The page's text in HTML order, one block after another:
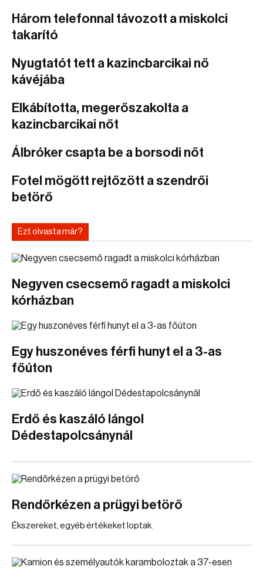
Három telefonnal távozott a miskolci
takarító
Nyugtatót tett a kazincbarcikai nő
kávéjába
Elkábította, megerőszakolta a
kazincbarcikai nőt
Álbróker csapta be a borsodi nőt
Fotel mögött rejtőzött a szendrői
betörő
Ezt olvasta már?
Negyven csecsemő ragadt a miskolci
kórházban
Egy huszonéves férfi hunyt el a 3-as
főúton
Erdő és kaszáló lángol
Dédestapolcsánynál
Rendőrkézen a prügyi betörő
Ékszereket, egyéb értékeket loptak.